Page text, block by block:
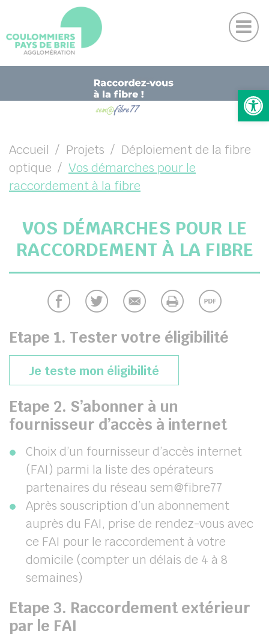
( PROJETS )
MagazineContactez-nous
Suivez-nous sur Facebook
Suivez-nous sur Instagram
Suivez-nous sur Youtube
Suivez-nous sur Linkedin
Accueil Projets
Déploiement de la fibre
optique
Vos démarches pour le
raccordement à la fibre
VOS DÉMARCHES POUR LE
RACCORDEMENT À LA FIBRE
Etape 1. Tester votre éligibilité
Je teste mon éligibilité
Etape 2. S’abonner à un
fournisseur d’accès à internet
Choix d’un fournisseur d’accès internet
(FAI) parmi la liste des opérateurs
partenaires du réseau sem@fibre77
Après souscription d’un abonnement
auprès du FAI, prise de rendez-vous avec
ce FAI pour le raccordement à votre
domicile (compter un délais de 4 à 8
semaines)
Etape 3. Raccordement extérieur
par le FAI
Panneau de gestion des cookies